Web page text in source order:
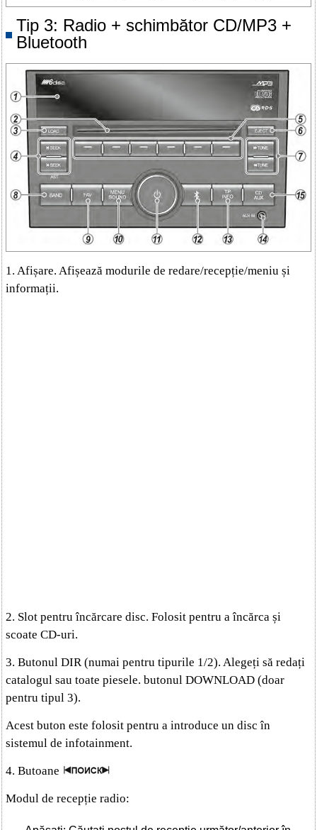
Tip 3: Radio + schimbător CD/MP3 +
Bluetooth
1. Afișare. Afișează modurile de redare/recepție/meniu și
informații.
2. Slot pentru încărcare disc. Folosit pentru a încărca și
scoate CD-uri.
3. Butonul DIR (numai pentru tipurile 1/2). Alegeți să redați
catalogul sau toate piesele. butonul DOWNLOAD (doar
pentru tipul 3).
Acest buton este folosit pentru a introduce un disc în
sistemul de infotainment.
4. Butoane
Modul de recepție radio: